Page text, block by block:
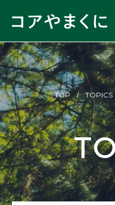
TOP TOPICS